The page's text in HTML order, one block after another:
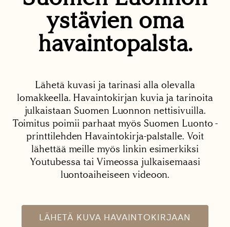
ystävien oma
havaintopalsta.
Lähetä kuvasi ja tarinasi alla olevalla
lomakkeella. Havaintokirjan kuvia ja tarinoita
julkaistaan Suomen Luonnon nettisivuilla.
Toimitus poimii parhaat myös Suomen Luonto -
printtilehden Havaintokirja-palstalle. Voit
lähettää meille myös linkin esimerkiksi
Youtubessa tai Vimeossa julkaisemaasi
luontoaiheiseen videoon.
LÄHETÄ KUVA HAVAINTOKIRJAAN